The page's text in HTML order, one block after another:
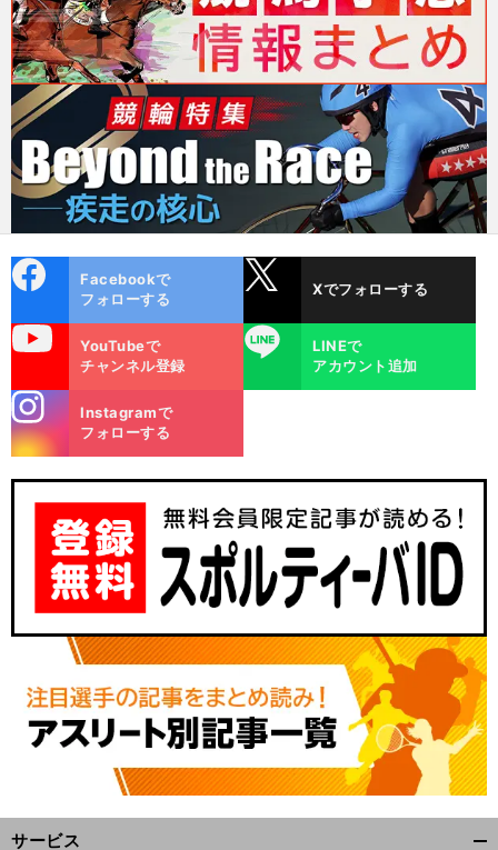
ok
Facebookで
フォローする
Xでフォローする
YouTubeで
チャンネル登録
LINE
LINEで
アカウント追加
m
Instagramで
フォローする
サービス